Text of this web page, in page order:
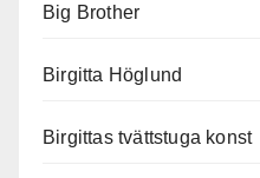
Big Brother
Birgitta Höglund
Birgittas tvättstuga konst